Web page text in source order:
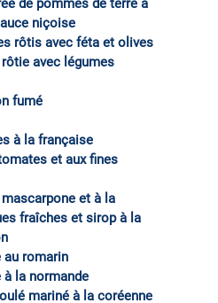
de pommes de terre à
niçoise
rôtis avec féta et olives
avec légumes
fumé
à la française
et aux fines
et à la
fraîches et sirop à la
au romarin
à la normande
mariné à la coréenne